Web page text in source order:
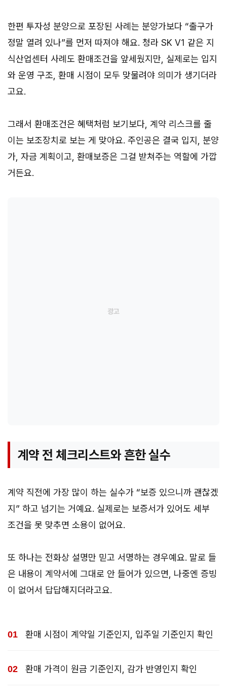
한편 투자성 분양으로 포장된 사례는 분양가보다 “출구가
정말 열려 있나”를 먼저 따져야 해요. 청라 SK V1 같은 지
식산업센터 사례도 환매조건을 앞세웠지만, 실제로는 입지
와 운영 구조, 환매 시점이 모두 맞물려야 의미가 생기더라
고요.
그래서 환매조건은 혜택처럼 보기보다, 계약 리스크를 줄
이는 보조장치로 보는 게 맞아요. 주인공은 결국 입지, 분양
가, 자금 계획이고, 환매보증은 그걸 받쳐주는 역할에 가깝
거든요.
계약 전 체크리스트와 흔한 실수
계약 직전에 가장 많이 하는 실수가 “보증 있으니까 괜찮겠
지” 하고 넘기는 거예요. 실제로는 보증서가 있어도 세부
조건을 못 맞추면 소용이 없어요.
또 하나는 전화상 설명만 믿고 서명하는 경우예요. 말로 들
은 내용이 계약서에 그대로 안 들어가 있으면, 나중엔 증빙
이 없어서 답답해지더라고요.
환매 시점이 계약일 기준인지, 입주일 기준인지 확인
환매 가격이 원금 기준인지, 감가 반영인지 확인